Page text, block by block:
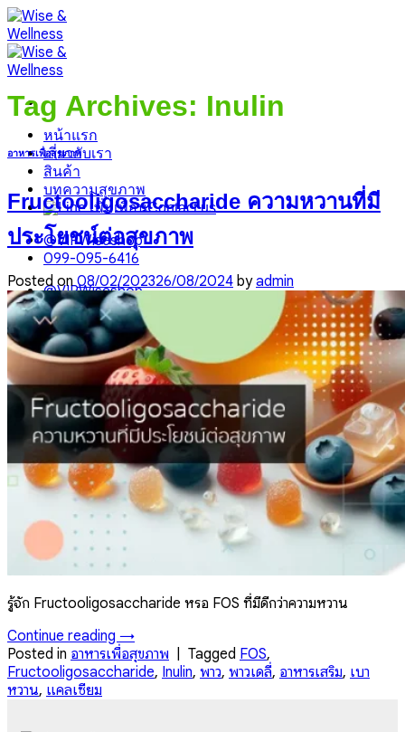
Skip
to
content
หน้าแรก
เกี่ยวกับเรา
สินค้า
บทความสุขภาพ
Contact us
@VIPWiseshop
099-095-6416
@VIPWiseshop
Tag Archives: Inulin
อาหารเพื่อสุขภาพ
Fructooligosaccharide ความหวานที่มี
ประโยชน์ต่อสุขภาพ
Posted on08/02/202326/08/2024 byadmin
รู้จัก Fructooligosaccharide หรือ FOS ที่มีดีกว่าความหวาน
Continue reading →
Posted in อาหารเพื่อสุขภาพ Tagged FOS,
Fructooligosaccharide, Inulin, พาว, พาวเดลี่, อาหารเสริม, เบา
หวาน, แคลเซียม